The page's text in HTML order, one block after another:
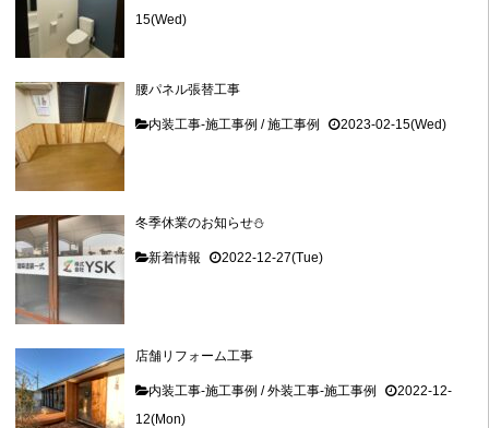
15(Wed)
腰パネル張替工事
内装工事-施工事例 /施工事例 2023-02-15(Wed)
冬季休業のお知らせ⛄
新着情報 2022-12-27(Tue)
店舗リフォーム工事
内装工事-施工事例 /外装工事-施工事例
2022-12-
12(Mon)